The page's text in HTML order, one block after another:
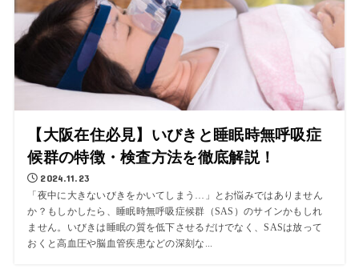
【大阪在住必見】いびきと睡眠時無呼吸症
候群の特徴・検査方法を徹底解説！
2024.11.23
「夜中に大きないびきをかいてしまう…」とお悩みではありません
か？もしかしたら、睡眠時無呼吸症候群（SAS）のサインかもしれ
ません。いびきは睡眠の質を低下させるだけでなく、SASは放って
おくと高血圧や脳血管疾患などの深刻な...